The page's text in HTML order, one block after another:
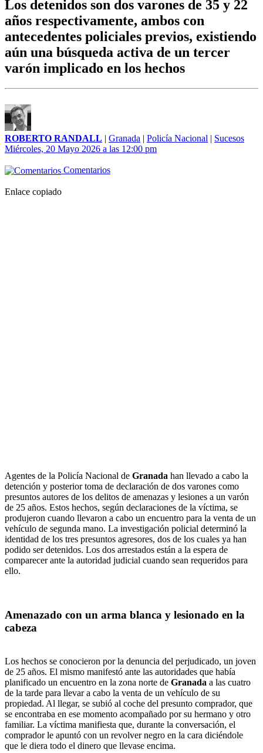
Los detenidos son dos varones de 35 y 22
años respectivamente, ambos con
antecedentes policiales previos, existiendo
aún una búsqueda activa de un tercer
varón implicado en los hechos
ROBERTO RANDALL | Granada | Policía Nacional | Sucesos
Miércoles, 20 Mayo 2026 a las 12:00 pm
Comentarios
Enlace copiado
Agentes de la Policía Nacional de Granada han llevado a cabo la
detención y posterior toma de declaración de dos varones como
presuntos autores de los delitos de amenazas y lesiones a un varón
de 25 años. Estos hechos, según declaraciones de la víctima, se
produjeron cuando llevaron a cabo un encuentro para la venta de un
vehículo de segunda mano. La investigación policial determinó la
identidad de los tres presuntos agresores, dos de los cuales ya han
podido ser detenidos. Los dos arrestados están a la espera de
comparecer ante la autoridad judicial cuando sean requeridos para
ello.
Amenazado con un arma blanca y lesionado en la
cabeza
Los hechos se conocieron por la denuncia del perjudicado, un joven
de 25 años. El mismo manifestó ante las autoridades que había
planificado un encuentro en la zona norte de Granada a las cuatro
de la tarde para llevar a cabo la venta de un vehículo de su
propiedad. Al llegar, se subió al coche del presunto comprador, que
se encontraba en ese momento acompañado por su hermano y otro
familiar. La víctima manifiesta que, durante la conversación, el
comprador le apuntó con un revolver negro en la cara diciéndole
que le diera todo el dinero que llevase encima.